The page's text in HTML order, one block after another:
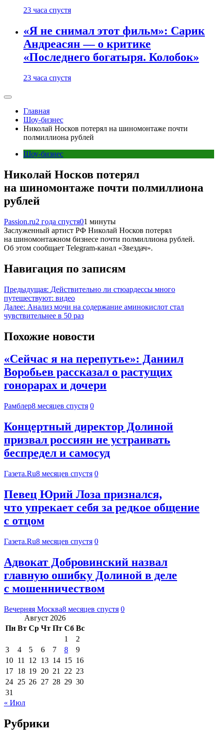
23 часа спустя
«Я не снимал этот фильм»: Сарик
Андреасян — о критике
«Последнего богатыря. Колобок»
23 часа спустя
Главная
Шоу-бизнес
Николай Носков потерял на шиномонтаже почти
полмиллиона рублей
Шоу-бизнес
Николай Носков потерял
на шиномонтаже почти полмиллиона
рублей
Passion.ru2 года спустя01 минуты
Заслуженный артист РФ Николай Носков потерял
на шиномонтажном бизнесе почти полмиллиона рублей.
Об этом сообщает Telegram-канал «Звездач».
Навигация по записям
Предыдущая: Действительно ли стюардессы много
путешествуют: видео
Далее: Анализ мочи на содержание аминокислот стал
чувствительнее в 50 раз
Похожие новости
«Сейчас я на перепутье»: Даниил
Воробьев рассказал о растущих
гонорарах и дочери
Рамблер8 месяцев спустя 0
Концертный директор Долиной
призвал россиян не устраивать
беспредел и самосуд
Газета.Ru8 месяцев спустя 0
Певец Юрий Лоза признался,
что упрекает себя за редкое общение
с отцом
Газета.Ru8 месяцев спустя 0
Адвокат Добровинский назвал
главную ошибку Долиной в деле
с мошенничеством
Вечерняя Москва8 месяцев спустя 0
Август 2026
Пн Вт Ср Чт Пт Сб Вс
1
2
3
4 5 6 7 8
9
10 11 12 13 14 15 16
17 18 19 20 21 22 23
24 25 26 27 28 29 30
31
« Июл
Рубрики